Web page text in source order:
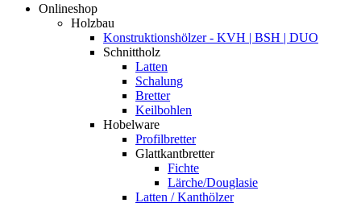
Onlineshop
Holzbau
Konstruktionshölzer - KVH | BSH | DUO
Schnittholz
Latten
Schalung
Bretter
Keilbohlen
Hobelware
Profilbretter
Glattkantbretter
Fichte
Lärche/Douglasie
Latten / Kanthölzer